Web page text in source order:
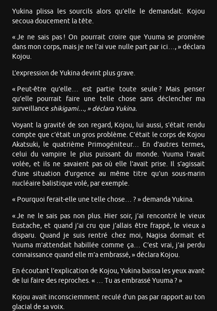
Yukina plissa les sourcils alors qu’elle le demandait. Kojou
secoua doucement la tête.
« Je ne sais pas ! On pourrait croire que Yuuma se promène
dans mon corps, mais je ne l’ai vue nulle part par ici…, » déclara
Kojou.
L’expression de Yukina devint plus grave.
« Peut-être qu’elle… est partie toute seule ? Mais penser
qu’elle pourrait faire une telle chose sans déclencher ma
surveillance shikigami…, » déclara Yukina.
Voyant la gravité de son regard, Kojou, lui aussi, s’était rendu
compte que c’était un gros problème. C’était le corps de Kojou
Akatsuki, le quatrième Primogéniteur… En d’autres termes,
celui du vampire le plus puissant du monde. Yuuma l’avait
volée, et ils ne savaient pas où elle l’avait prise. Il s’agissait
d’une situation d’urgence au même titre qu’un sous-marin
nucléaire balistique volé, par exemple.
« Pourquoi ferait-elle une telle chose… ? » demanda Yukina.
« Je ne le sais pas non plus. Hier soir, j’ai rencontré le vieux
Eustache, et quand j’ai cru que j’allais être frappé, le vieux a
disparu. Quand je suis rentré chez moi, Nagisa dormait et
Yuuma m’attendait habillée comme ça… C’est vrai, j’ai perdu
connaissance quand elle m’a embrassé, » déclara Kojou.
En écoutant l’explication de Kojou, Yukina baissa les yeux avant
de lui faire des reproches. « … Tu as embrassé Yuuma ? »
Kojou avait inconsciemment reculé d’un pas par rapport au ton
glacial de sa voix.